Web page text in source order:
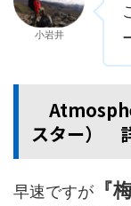
小岩井
スター）
早速ですが
『